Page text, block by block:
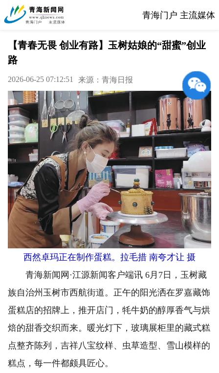
青海门户 主流媒体
【青春无畏 创业有路】玉树姑娘的“甜蜜”创业
路
2026-06-25 07:12:51 来源：青海日报
西然卓玛正在制作蛋糕。拉毛措 南夸才让 摄
青海新闻网·江源新闻客户端讯 6月7日，玉树藏
族自治州玉树市西航街道。正午的阳光洒在罗嘉藏饰
蛋糕店的招牌上，推开店门，牦牛奶的醇厚香气与烘
焙的甜香交织而来。暖光灯下，玻璃展柜里的藏式糕
点整齐陈列，吉祥八宝纹样、虫草造型、雪山模样的
糕点，每一件都颇具匠心。